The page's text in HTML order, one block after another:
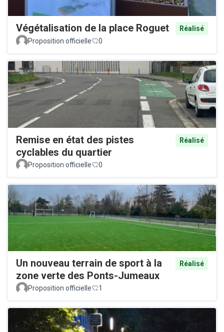
Végétalisation de la place Roguet
Réalisé
Proposition officielle
0
Remise en état des pistes
cyclables du quartier
Réalisé
Proposition officielle 0
Un nouveau terrain de sport à la
zone verte des Ponts-Jumeaux
Réalisé
Proposition officielle 1